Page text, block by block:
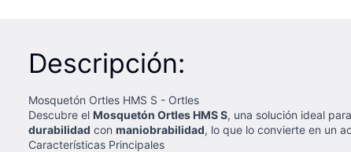
Descripción:
Mosquetón Ortles HMS S - Ortles
Descubre el Mosquetón Ortles HMS S, una solución ideal
durabilidad con maniobrabilidad, lo que lo convierte en un
Características Principales